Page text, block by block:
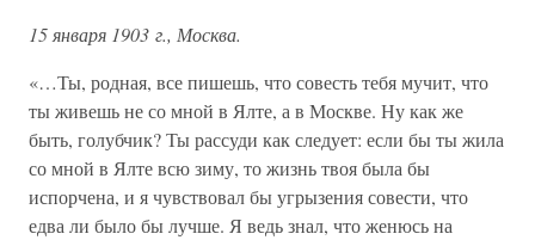
15 января 1903 г., Москва.
«…Ты, родная, все пишешь, что совесть тебя мучит, что
ты живешь не со мной в Ялте, а в Москве. Ну как же
быть, голубчик? Ты рассуди как следует: если бы ты жила
со мной в Ялте всю зиму, то жизнь твоя была бы
испорчена, и я чувствовал бы угрызения совести, что
едва ли было бы лучше. Я ведь знал, что женюсь на